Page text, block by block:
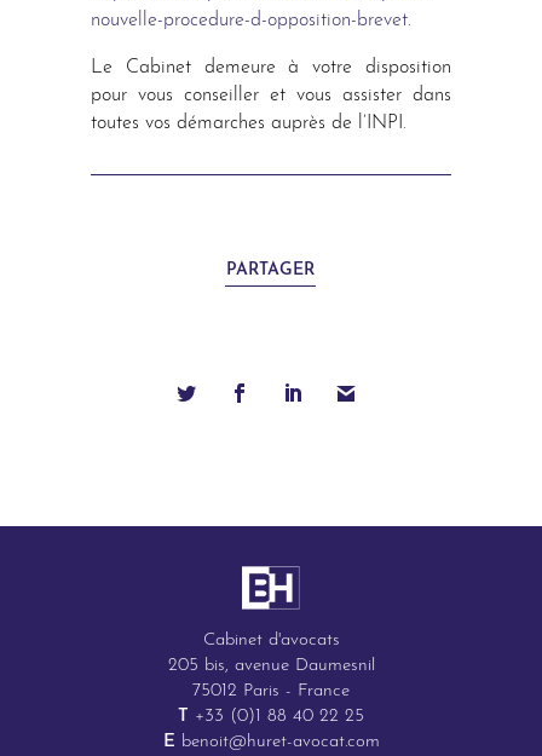
nouvelle-procedure-d-opposition-brevet.
Le Cabinet demeure à votre disposition
pour vous conseiller et vous assister dans
toutes vos démarches auprès de l’INPI.
PARTAGER
Cabinet d'avocats
205 bis, avenue Daumesnil
75012 Paris - France
T +33 (0)1 88 40 22 25
E benoit@huret-avocat.com